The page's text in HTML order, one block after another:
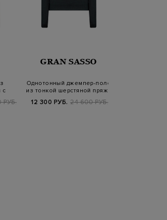
с
РУБ.
GRAN SASSO
Однотонный джемпер-поло
из тонкой шерстяной пряжи
12 300 РУБ. 24 600 РУБ.